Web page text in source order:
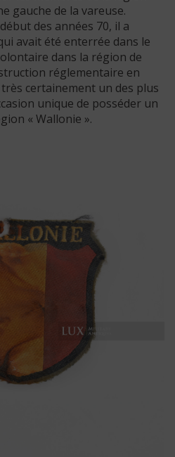
gauche de la vareuse.
des années 70, il a
avait été enterrée dans le
dans la région de
réglementaire en
certainement un des plus
unique de posséder un
« Wallonie ».